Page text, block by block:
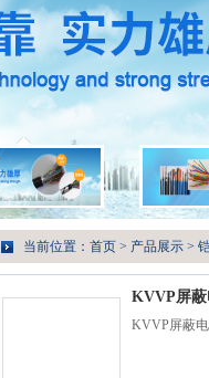
当前位置： 首页 > 产品展示 >
KVVP屏
一分厂
KVVP屏蔽